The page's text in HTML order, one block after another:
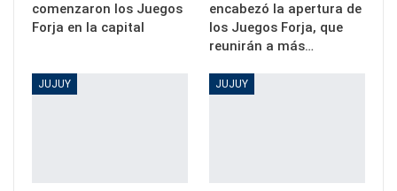
comenzaron los Juegos
Forja en la capital
encabezó la apertura de
los Juegos Forja, que
reunirán a más…
JUJUY JUJUY